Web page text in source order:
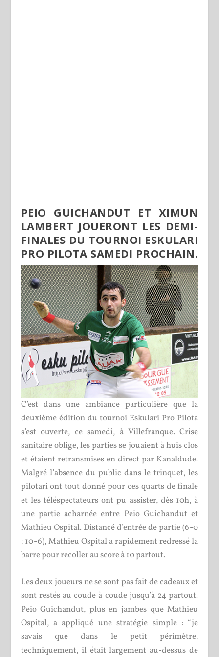
PEIO GUICHANDUT ET XIMUN
LAMBERT JOUERONT LES DEMI-
FINALES DU TOURNOI ESKULARI
PRO PILOTA SAMEDI PROCHAIN.
C’est dans une ambiance particulière que la
deuxième édition du tournoi Eskulari Pro Pilota
s’est ouverte, ce samedi, à Villefranque. Crise
sanitaire oblige, les parties se jouaient à huis clos
et étaient retransmises en direct par Kanaldude.
Malgré l’absence du public dans le trinquet, les
pilotari ont tout donné pour ces quarts de finale
et les téléspectateurs ont pu assister, dès 10h, à
une partie acharnée entre Peio Guichandut et
Mathieu Ospital. Distancé d’entrée de partie (6-0
; 10-6), Mathieu Ospital a rapidement redressé la
barre pour recoller au score à 10 partout.
Les deux joueurs ne se sont pas fait de cadeaux et
sont restés au coude à coude jusqu’à 24 partout.
Peio Guichandut, plus en jambes que Mathieu
Ospital, a appliqué une stratégie simple : “je
savais que dans le petit périmètre,
techniquement, il était largement au-dessus de